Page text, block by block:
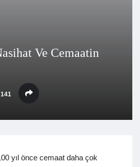
Ve Cemaatin
141
yıl önce cemaat daha çok